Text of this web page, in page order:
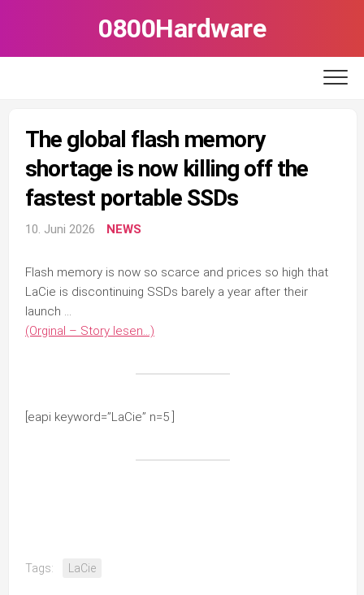
0800Hardware
The global flash memory
shortage is now killing off the
fastest portable SSDs
10. Juni 2026 NEWS
Flash memory is now so scarce and prices so high that
LaCie is discontinuing SSDs barely a year after their
launch …
(Orginal – Story lesen…)
[eapi keyword=”LaCie” n=5 ]
Tags: LaCie